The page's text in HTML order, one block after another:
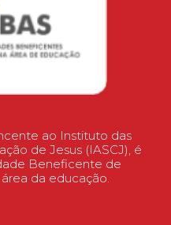
ao Instituto das
de Jesus (IASCJ), é
Beneficente de
da educação.